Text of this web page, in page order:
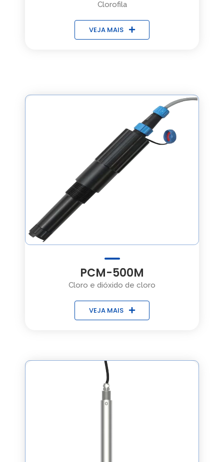
Clorofila
VEJA MAIS
PCM-500M
Cloro e dióxido de cloro
VEJA MAIS